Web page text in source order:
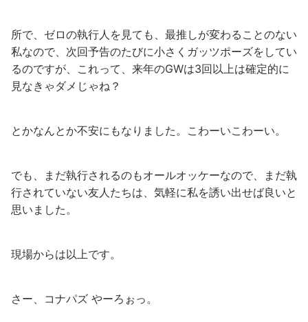
所で、ゼロの執行人を見ても、最推しが変わることのない
私なので、次回予告のたびに小さくガッツポーズをしてい
るのですが、これって、来年のGWは3回以上は確定的に
見なきゃダメじゃね？
とかなんとか不安にもなりました。こわーいこわーい。
でも、まだ執行されるのもオールオッケーなので、まだ執
行されていない友人たちは、気軽に私を誘い出せば良いと
思いました。
現場からは以上です。
さー、コナパズ やーろぉっ。